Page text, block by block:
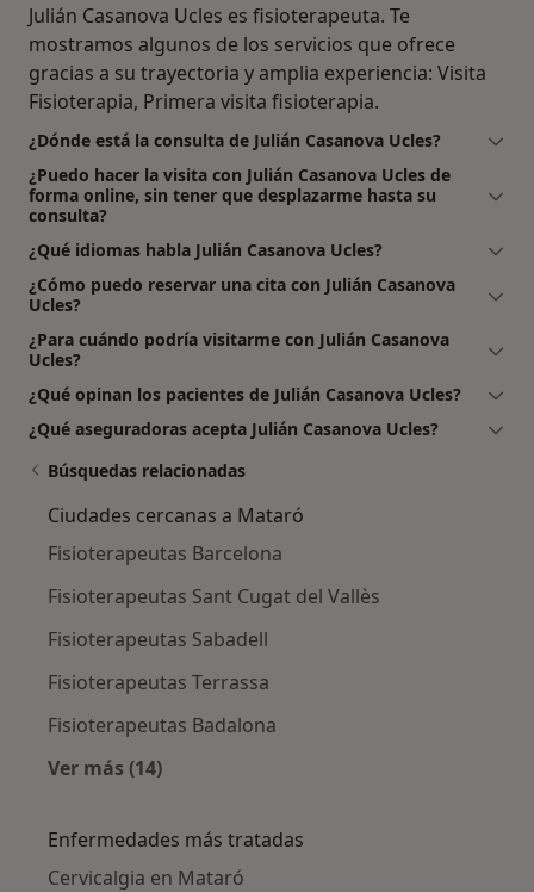
Julián Casanova Ucles es fisioterapeuta. Te
mostramos algunos de los servicios que ofrece
gracias a su trayectoria y amplia experiencia: Visita
Fisioterapia, Primera visita fisioterapia.
¿Dónde está la consulta de Julián Casanova Ucles?
¿Puedo hacer la visita con Julián Casanova Ucles de
forma online, sin tener que desplazarme hasta su
consulta?
¿Qué idiomas habla Julián Casanova Ucles?
¿Cómo puedo reservar una cita con Julián Casanova
Ucles?
¿Para cuándo podría visitarme con Julián Casanova
Ucles?
¿Qué opinan los pacientes de Julián Casanova Ucles?
¿Qué aseguradoras acepta Julián Casanova Ucles?
Búsquedas relacionadas
Ciudades cercanas a Mataró
Fisioterapeutas Barcelona
Fisioterapeutas Sant Cugat del Vallès
Fisioterapeutas Sabadell
Fisioterapeutas Terrassa
Fisioterapeutas Badalona
Ver más (14)
Enfermedades más tratadas
Cervicalgia en Mataró